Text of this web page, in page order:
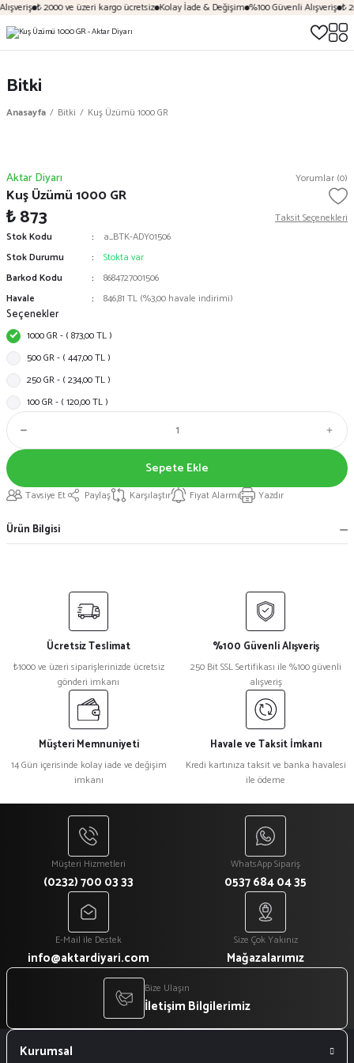
₺ 2000 ve üzeri kargo ücretsiz Kolay İade & Değişim %100 Güvenli Alışveriş ₺
Bitki
Anasayfa Bitki Kuş Üzümü 1000 GR
Aktar Diyarı Yorumlar (0)
Kuş Üzümü 1000 GR
₺ 873
Taksit Seçenekleri
Stok Kodu
a_BTK-ADY01506
Stok Durumu
Stokta var
Barkod Kodu
8684727001506
Havale
846,81 TL (%3,00 havale indirimi)
Seçenekler
1000 GR - ( 873,00 TL )
500 GR - ( 447,00 TL )
250 GR - ( 234,00 TL )
100 GR - ( 120,00 TL )
Sepete Ekle
Tavsiye Et Paylaş Karşılaştır Fiyat Alarmı Yazdır
Ürün Bilgisi
Ücretsiz Teslimat
₺1000 ve üzeri siparişlerinizde ücretsiz
gönderi imkanı
%100 Güvenli Alışveriş
250 Bit SSL Sertifikası ile %100 güvenli
alışveriş
Müşteri Memnuniyeti
14 Gün içerisinde kolay iade ve değişim
imkanı
Havale ve Taksit İmkanı
Kredi kartınıza taksit ve banka havalesi
ile ödeme
Müşteri Hizmetleri
(0232) 700 03 33
WhatsApp Sipariş
0537 684 04 35
E-Mail ile Destek
info@aktardiyari.com
Size Çok Yakınız
Mağazalarımız
Bize Ulaşın
İletişim Bilgilerimiz
Kurumsal